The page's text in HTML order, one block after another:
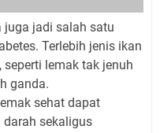
juga jadi salah satu
Terlebih jenis ikan
lemak tak jenuh
ganda.
sehat dapat
sekaligus